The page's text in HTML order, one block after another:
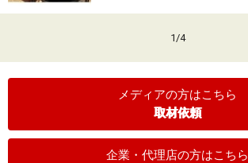
1/4
メディアの方はこちら
取材依頼
企業・代理店の方はこちら